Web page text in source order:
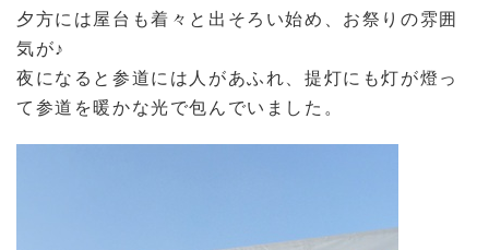
夕方には屋台も着々と出そろい始め、お祭りの雰囲
気が♪
夜になると参道には人があふれ、提灯にも灯が燈っ
て参道を暖かな光で包んでいました。